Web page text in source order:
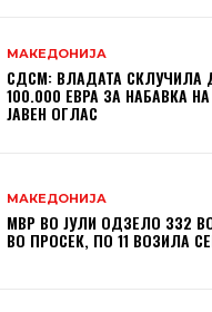
МАКЕДОНИЈА
СДСМ: ВЛАДАТА СКЛУЧИЛА
100.000 ЕВРА ЗА НАБАВКА
ЈАВЕН ОГЛАС
МАКЕДОНИЈА
МВР ВО ЈУЛИ ОДЗЕЛО 332
ВО ПРОСЕК, ПО 11 ВОЗИЛА